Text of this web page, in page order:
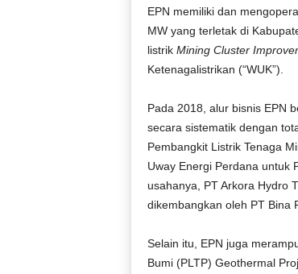
EPN memiliki dan
MW yang terletak di
listrik Mining Cluster
Ketenagalistrikan (“WUK”).
Pada 2018, alur bisnis EPN
secara sistematik dengan
Pembangkit Listrik Tenaga
Uway Energi Perdana untuk
usahanya, PT Arkora Hydro
dikembangkan oleh PT Bina
Selain itu, EPN juga
Bumi (PLTP) Geothermal